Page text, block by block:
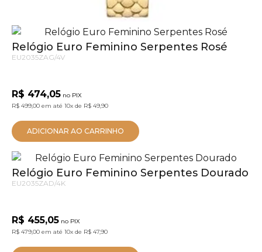
ADICIONAR AO CARRINHO
Relógio Euro Feminino Serpentes Rosé
EU2035ZAG/4V
R$ 474,05 no PIX
R$ 499,00 em até 10x de R$ 49,90
ADICIONAR AO CARRINHO
Relógio Euro Feminino Serpentes Dourado
EU2035ZAD/4K
R$ 455,05 no PIX
R$ 479,00 em até 10x de R$ 47,90